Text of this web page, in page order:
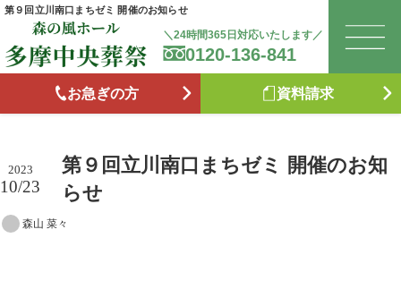
お
森
第９回立川南口まちゼミ 開催のお知らせ
＼24時間365日対応いたします／
0120-136-841
お急ぎの方 資料請求
第９回立川南口まちゼミ 開催のお知
らせ
2023
10/23
森山 菜々